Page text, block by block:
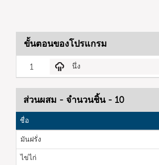
ขั้นตอนของโปรแกรม
1 นึ่ง
ส่วนผสม - จำนวนชิ้น - 10
ชื่อ
มันฝรั่ง
ไข่ไก่